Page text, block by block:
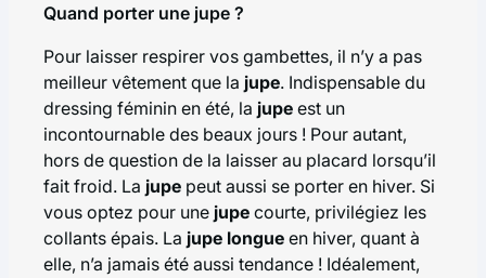
Quand porter une jupe ?
Pour laisser respirer vos gambettes, il n’y a pas
meilleur vêtement que la jupe. Indispensable du
dressing féminin en été, la jupe est un
incontournable des beaux jours ! Pour autant,
hors de question de la laisser au placard lorsqu’il
fait froid. La jupe peut aussi se porter en hiver. Si
vous optez pour une jupe courte, privilégiez les
collants épais. La jupe longue en hiver, quant à
elle, n’a jamais été aussi tendance ! Idéalement,